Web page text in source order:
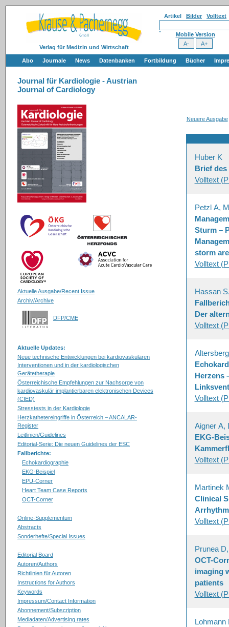
Verlag für Medizin und Wirtschaft
Artikel Bilder Volltext
Mobile Version
Abo Journale News Datenbanken Fortbildung Bücher
Journal für Kardiologie - Austrian
Journal of Cardiology
Aktuelle Ausgabe/Recent Issue
Archiv/Archive
DFP/CME
Aktuelle Updates:
Neue technische Entwicklungen bei kardiovaskulären
Interventionen und in der kardiologischen
Gerätetherapie
Österreichische Empfehlungen zur Nachsorge von
kardiovaskulär implantierbaren elektronischen Devices
(CIED)
Stresstests in der Kardiologie
Herzkathetereingriffe in Österreich – ANCALAR-
Register
Leitlinien/Guidelines
Editorial-Serie: Die neuen Guidelines der ESC
Fallberichte:
Echokardiographie
EKG-Beispiel
EPU-Corner
Heart Team Case Reports
OCT-Corner
Online-Supplementum
Abstracts
Sonderhefte/Special Issues
Editorial Board
Autoren/Authors
Richtlinien für Autoren
Instructions for Authors
Keywords
Impressum/Contact Information
Abonnement/Subscription
Mediadaten/Advertising rates
Neuere Ausgabe
Huber K
Brief des
Volltext
Petzl A,
Sturm –
storm
Volltext
Hassan
Der
Volltext
Herzens
Volltext
Aigner A,
EKG-
Volltext
Martinek
Clinical
Volltext
Prunea
OCT-
imaging
patients
Volltext
Lohmann